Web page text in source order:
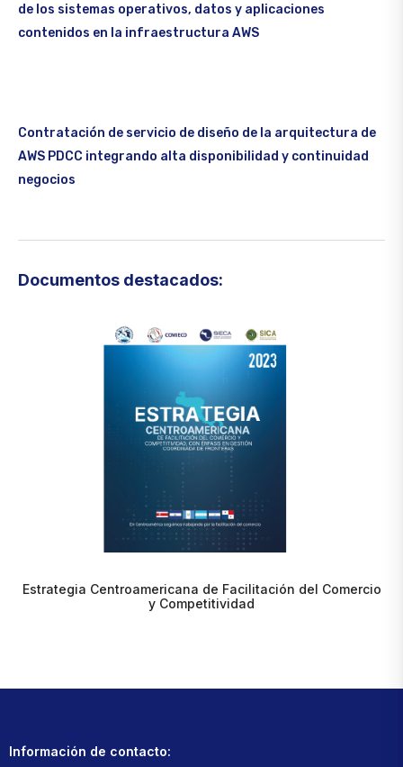
de los sistemas operativos, datos y aplicaciones
contenidos en la infraestructura AWS
Contratación de servicio de diseño de la arquitectura de
AWS PDCC integrando alta disponibilidad y continuidad
negocios
Documentos destacados:
Estrategia Centroamericana de Facilitación del Comercio
y Competitividad
Información de contacto: